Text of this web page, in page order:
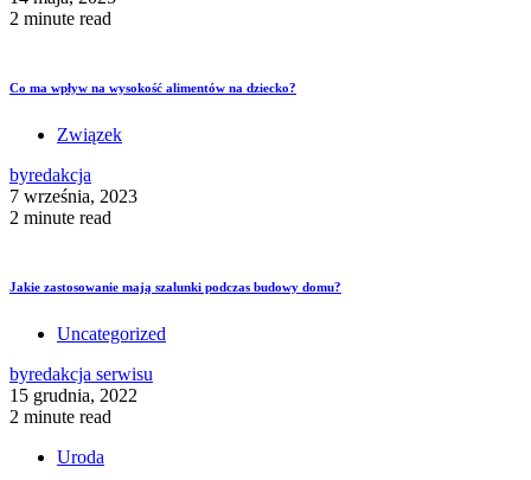
2 minute read
Co ma wpływ na wysokość alimentów na dziecko?
Związek
byredakcja
7 września, 2023
2 minute read
Jakie zastosowanie mają szalunki podczas budowy domu?
Uncategorized
byredakcja serwisu
15 grudnia, 2022
2 minute read
Uroda